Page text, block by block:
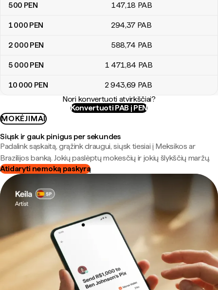
500 PEN 147,18 PAB
1 000 PEN 294,37 PAB
2 000 PEN 588,74 PAB
5 000 PEN 1 471,84 PAB
10 000 PEN 2 943,69 PAB
Nori konvertuoti atvirkščiai?
Konvertuoti PAB į PEN
MOKĖJIMAI
Siųsk ir gauk pinigus per sekundes
Padalink sąskaitą, grąžink draugui, siųsk tiesiai į Meksikos ar
Brazilijos banką. Jokių paslėptų mokesčių ir jokių šlykščių maržų.
Atidaryti nemoką paskyrą